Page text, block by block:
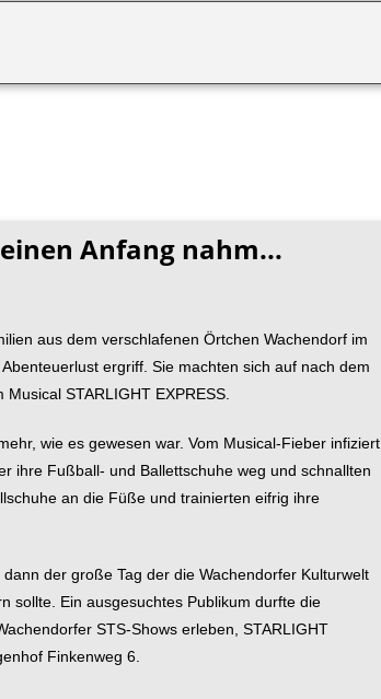
Anfang nahm...
aus dem verschlafenen Örtchen Wachendorf im
ergriff. Sie machten sich auf nach dem
STARLIGHT EXPRESS.
wie es gewesen war. Vom Musical-Fieber infiziert,
ihre Fußball- und Ballettschuhe weg und schnallten
an die Füße und trainierten eifrig ihre
dann der große Tag der die Wachendorfer Kulturwelt
sollte. Ein ausgesuchtes Publikum durfte die
STS-Shows erleben, STARLIGHT
Finkenweg 6.